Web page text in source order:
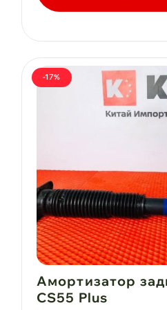
6400 ₽.
-17%
Амортизатор
CS55 Plus